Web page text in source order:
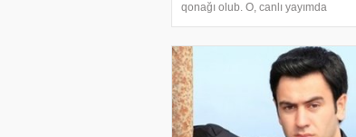
qonağı olub. O, canlı yayımda
tanıdığını söyləyib. "Üzeyir Hacıbəyo